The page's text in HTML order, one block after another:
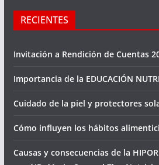
RECIENTES
Invitación a Rendición de Cuentas
Importancia de la EDUCACIÓN
Cuidado de la piel y protectores
Cómo influyen los hábitos
Causas y consecuencias de la